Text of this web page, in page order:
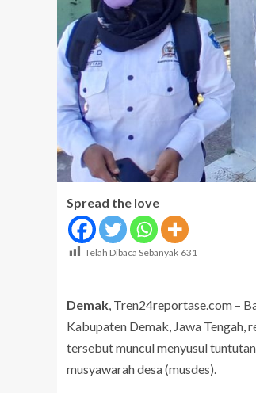
Spread the love
Telah Dibaca Sebanyak 631
Demak , Tren24reportase.com –
Kabupaten Demak, Jawa Tengah,
tersebut muncul menyusul
musyawarah desa (musdes).